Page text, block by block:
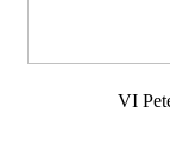
VI